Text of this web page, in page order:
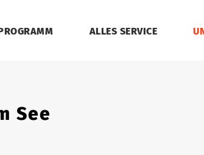
ALLES SERVICE
See